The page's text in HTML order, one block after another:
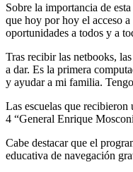
Sobre la importancia de
que hoy por hoy el acceso
oportunidades a todos y a
Tras recibir las netbooks,
a dar. Es la primera
y ayudar a mi familia.
Las escuelas que
4 “General Enrique
Cabe destacar que el
educativa de navegación